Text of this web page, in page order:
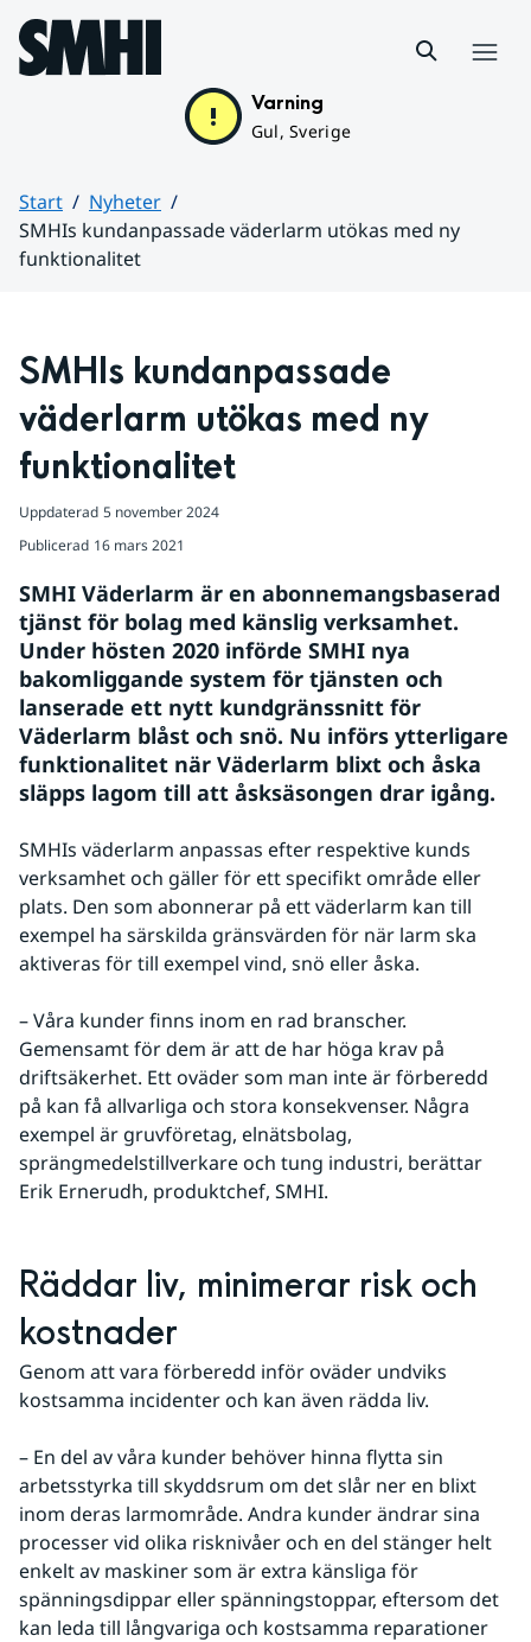
Hoppa till sidans innehåll
Varning
Gul, Sverige
Start
Nyheter
SMHIs kundanpassade väderlarm utökas med ny
funktionalitet
SMHIs kundanpassade
väderlarm utökas med ny
funktionalitet
Uppdaterad 5 november 2024
Publicerad 16 mars 2021
SMHI Väderlarm är en abonnemangsbaserad
tjänst för bolag med känslig verksamhet.
Under hösten 2020 införde SMHI nya
bakomliggande system för tjänsten och
lanserade ett nytt kundgränssnitt för
Väderlarm blåst och snö. Nu införs ytterligare
funktionalitet när Väderlarm blixt och åska
släpps lagom till att åsksäsongen drar igång.
SMHIs väderlarm anpassas efter respektive kunds
verksamhet och gäller för ett specifikt område eller
plats. Den som abonnerar på ett väderlarm kan till
exempel ha särskilda gränsvärden för när larm ska
aktiveras för till exempel vind, snö eller åska.
– Våra kunder finns inom en rad branscher.
Gemensamt för dem är att de har höga krav på
driftsäkerhet. Ett oväder som man inte är förberedd
på kan få allvarliga och stora konsekvenser. Några
exempel är gruvföretag, elnätsbolag,
sprängmedelstillverkare och tung industri, berättar
Erik Ernerudh, produktchef, SMHI.
Räddar liv, minimerar risk och
kostnader
Genom att vara förberedd inför oväder undviks
kostsamma incidenter och kan även rädda liv.
– En del av våra kunder behöver hinna flytta sin
arbetsstyrka till skyddsrum om det slår ner en blixt
inom deras larmområde. Andra kunder ändrar sina
processer vid olika risknivåer och en del stänger helt
enkelt av maskiner som är extra känsliga för
spänningsdippar eller spänningstoppar, eftersom det
kan leda till långvariga och kostsamma reparationer